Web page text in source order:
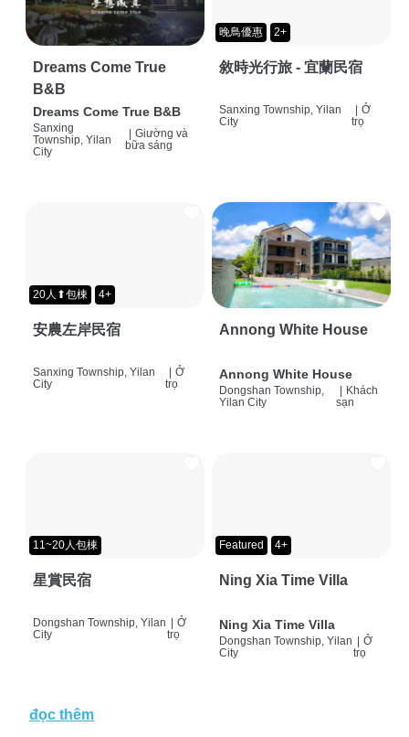
Dreams Come True
B&B
Dreams Come True B&B
Sanxing
Township, Yilan
City
Giường và
bữa sáng
晚鳥優惠 2+
敘時光行旅 - 宜蘭民宿
Sanxing Township, Yilan
City
| Ở
trọ
20人⬆包棟 4+
安農左岸民宿
Sanxing Township, Yilan
City
| Ở
trọ
Annong White House
Annong White House
Dongshan Township,
Yilan City
| Khách
sạn
11~20人包棟
星賞民宿
Dongshan Township, Yilan
City
Ở
trọ
Featured 4+
Ning Xia Time Villa
Ning Xia Time Villa
Dongshan Township, Yilan
City
Ở
trọ
đọc thêm